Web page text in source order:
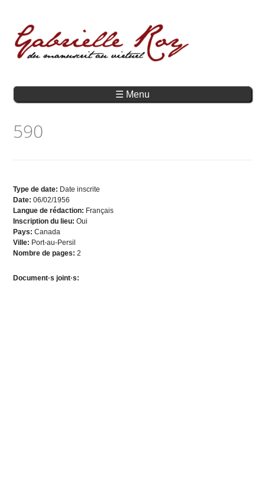
☰ Menu
590
Type de date: Date inscrite
Date:06/02/1956
Langue de rédaction: Français
Inscription du lieu:Oui
Pays:Canada
Ville: Port-au-Persil
Nombre de pages:2
Document·s joint·s: